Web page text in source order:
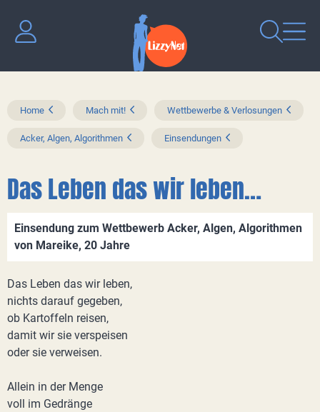
Home Mach mit! Wettbewerbe & Verlosungen
Acker, Algen, Algorithmen Einsendungen
Das Leben das wir leben…
Einsendung zum Wettbewerb Acker, Algen, Algorithmen
von Mareike, 20 Jahre
Das Leben das wir leben,
nichts darauf gegeben,
ob Kartoffeln reisen,
damit wir sie verspeisen
oder sie verweisen.
Allein in der Menge
voll im Gedränge